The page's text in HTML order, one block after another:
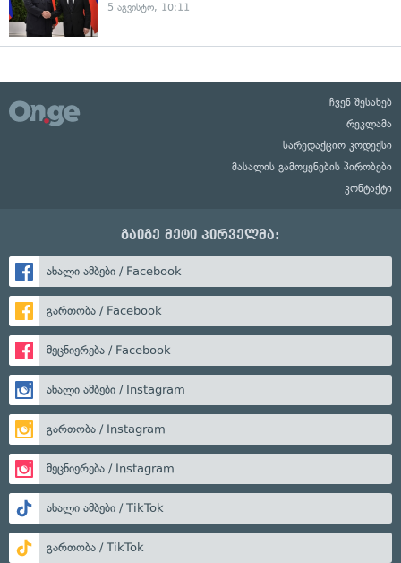
5 აგვისტო, 10:11
ჩვენ შესახებ
რეკლამა
სარედაქციო კოდექსი
მასალის გამოყენების პირობები
კონტაქტი
გაიგე მეტი პირველმა:
ახალი ამბები / Facebook
გართობა / Facebook
მეცნიერება / Facebook
ახალი ამბები / Instagram
გართობა / Instagram
მეცნიერება / Instagram
ახალი ამბები / TikTok
გართობა / TikTok